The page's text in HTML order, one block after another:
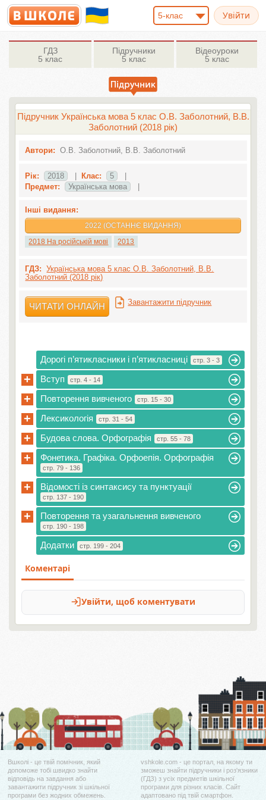
5-клас
ГДЗ
5 клас
Підручники
5 клас
Відеоуроки
5 клас
Підручник Українська мова 5 клас О.В. Заболотний, В.В.
Заболотний (2018 рік)
Автори: О.В. Заболотний, В.В. Заболотний
Рік: 2018 Клас: 5
Предмет:
Українська мова
Інші видання:
2022 (ОСТАННЄ ВИДАННЯ)
2018 На російській мові
2013
ГДЗ:
Українська мова 5 клас О.В. Заболотний, В.В.
Заболотний (2018 рік)
ЧИТАТИ ОНЛАЙН Завантажити підручник
Дорогі п’ятикласники і п’ятикласниці стр. 3 - 3
+ Вступ стр. 4 - 14
+ Повторення вивченого стр. 15 - 30
+ Лексикологія стр. 31 - 54
+ Будова слова. Орфографія стр. 55 - 78
+ Фонетика. Графіка. Орфоепія. Орфографія
стр. 79 - 136
+ Відомості із синтаксису та пунктуації
стр. 137 - 190
+ Повторення та узагальнення вивченого
стр. 190 - 198
Додатки стр. 199 - 204
Вшколі - це твій помічник, який
допоможе тобі швидко знайти
відповідь на завдання або
завантажити підручник зі шкільної
програми без жодних обмежень.
vshkole.com - це портал, на якому ти
зможеш знайти підручники і роз'язники
(ГДЗ) з усіх предметів шкільної
програми для різних класів. Сайт
адаптовано під твій смартфон.